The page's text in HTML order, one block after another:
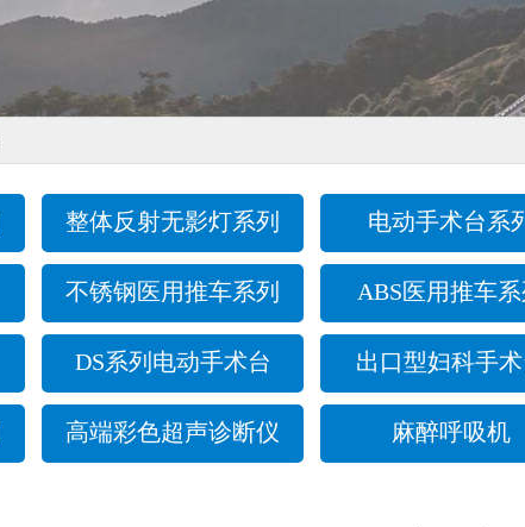
整体反射无影灯系列 电动手术台系
不锈钢医用推车系列 ABS医用推车系
DS系列电动手术台 出口型妇科手
高端彩色超声诊断仪 麻醉呼吸机